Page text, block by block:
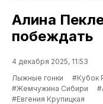
Алина
побеждать
4 декабря 2025, 11:53
Лыжные гонки
#Кубок
#Жемчужина Сибири
#Евгения Крупицкая